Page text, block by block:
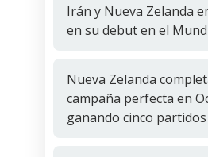
Irán y Nueva Zelanda
en su debut en el
Nueva Zelanda
campaña perfecta en
ganando cinco partidos